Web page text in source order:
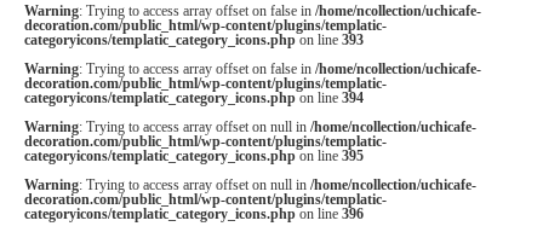
Warning: Trying to access array offset on false in /home/ncollection/uchicafe-
decoration.com/public_html/wp-content/plugins/templatic-
categoryicons/templatic_category_icons.phpon line 393
Warning: Trying to access array offset on false in /home/ncollection/uchicafe-
decoration.com/public_html/wp-content/plugins/templatic-
categoryicons/templatic_category_icons.phpon line 394
Warning: Trying to access array offset on null in /home/ncollection/uchicafe-
decoration.com/public_html/wp-content/plugins/templatic-
categoryicons/templatic_category_icons.phpon line 395
Warning: Trying to access array offset on null in /home/ncollection/uchicafe-
decoration.com/public_html/wp-content/plugins/templatic-
categoryicons/templatic_category_icons.phpon line 396